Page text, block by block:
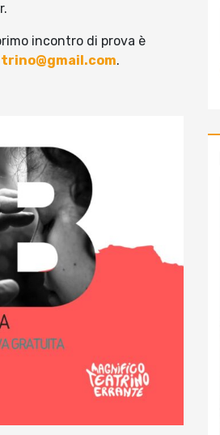
incontro di prova è
.